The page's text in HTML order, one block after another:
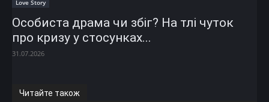
Love Story
Особиста драма чи збіг? На тлі чуток
про кризу у стосунках...
31.07.2026
Читайте також